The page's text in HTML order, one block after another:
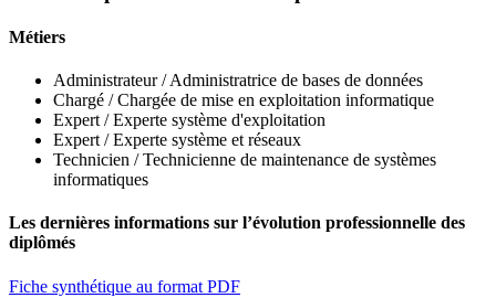
Métiers
Administrateur / Administratrice de bases de données
Chargé / Chargée de mise en exploitation informatique
Expert / Experte système d'exploitation
Expert / Experte système et réseaux
Technicien / Technicienne de maintenance de systèmes
informatiques
Les dernières informations sur l’évolution professionnelle des
diplômés
Fiche synthétique au format PDF